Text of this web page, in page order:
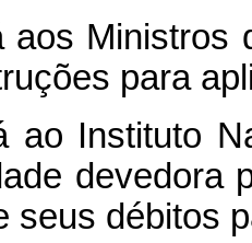
aos Ministros
para
ao Instituto
devedora
seus débitos